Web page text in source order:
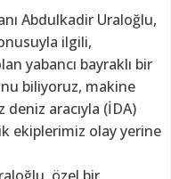
Abdulkadir Uraloğlu,
ilgili,
yabancı bayraklı bir
biliyoruz, makine
aracıyla (İDA)
ekiplerimiz olay yerine